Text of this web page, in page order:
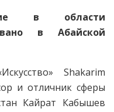
в области
в Абайской
Shakarim
и отличник сферы
Кайрат Кабышев